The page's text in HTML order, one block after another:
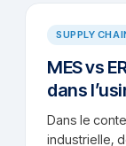
SUPPLY
MES vs
dans
Dans le
industrielle,